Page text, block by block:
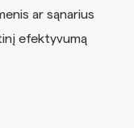
ar sąnarius
efektyvumą